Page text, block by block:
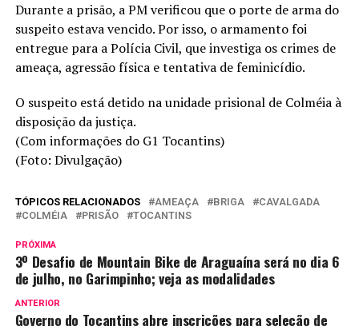
Durante a prisão, a PM verificou que o porte de arma do
suspeito estava vencido. Por isso, o armamento foi
entregue para a Polícia Civil, que investiga os crimes de
ameaça, agressão física e tentativa de feminicídio.
O suspeito está detido na unidade prisional de Colméia à
disposição da justiça.
(Com informações do G1 Tocantins)
(Foto: Divulgação)
TÓPICOS RELACIONADOS AMEAÇA BRIGA
CAVALGADA
COLMÉIA
PRISÃO TOCANTINS
PRÓXIMA
3º Desafio de Mountain Bike de Araguaína será no dia 6
de julho, no Garimpinho; veja as modalidades
ANTERIOR
Governo do Tocantins abre inscrições para seleção de